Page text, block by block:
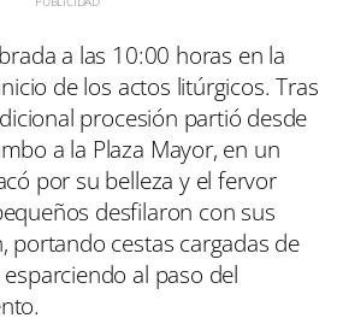
a las 10:00 horas en la
de los actos litúrgicos. Tras
procesión partió desde
a la Plaza Mayor, en un
por su belleza y el fervor
desfilaron con sus
portando cestas cargadas de
al paso del